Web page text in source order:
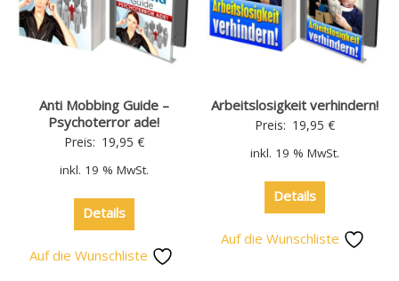
Anti Mobbing Guide –
Psychoterror ade!
Preis: 19,95 €
inkl. 19 % MwSt.
Details
Auf die Wunschliste
Arbeitslosigkeit verhindern!
Preis: 19,95€
inkl. 19 % MwSt.
Details
Auf die Wunschliste